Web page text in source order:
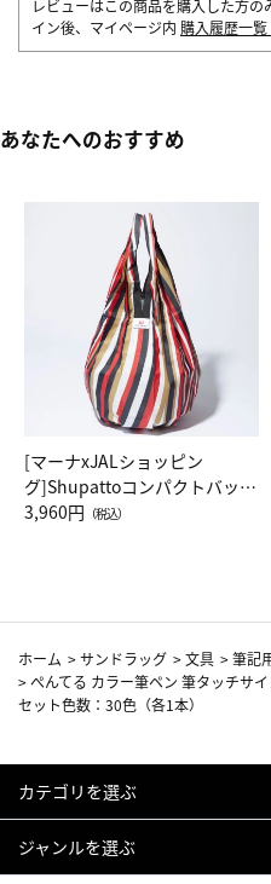
レビューはこの商品を購入した方
イン後、マイページ内 購入履歴一覧
あなたへのおすすめ
[マーナxJALショッピン
グ]Shupattoコンパクトバッグ
Drop JAL客室乗務員（LC）ス
3,960円 （税込）
ホーム >サンドラッグ >文具 >筆記
>ぺんてる カラー筆ペン 筆タッチサ
セット色数：30色（各1本）
カテゴリを選ぶ
ジャンルを選ぶ